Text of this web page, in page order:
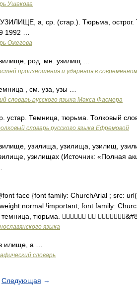
Ушакова
а, ср. (стар.). Тюрьма, острог.
1992 …
Ожегова
род. мн. узилищ …
произношения и ударения в
, см. уза, узы …
словарь русского языка Макса Фасмера
устар. Темница, тюрьма. Толковый
словарь русского языка Ефремовой
узилища, узилища, узилищ,
узилищах (Источник: «Полная
face {font family: ChurchArial ; src:
!important; font family:
темница, тюрьма.  
языка
илище, а …
словарь
Следующая →